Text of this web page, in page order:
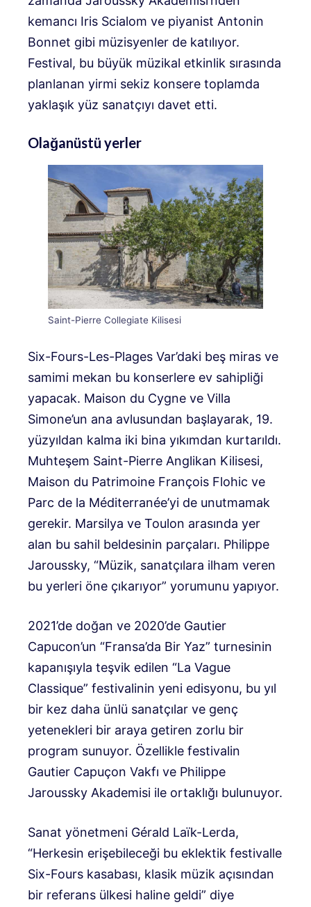
kemancı Iris Scialom ve piyanist Antonin
Bonnet gibi müzisyenler de katılıyor.
Festival, bu büyük müzikal etkinlik sırasında
planlanan yirmi sekiz konsere toplamda
yaklaşık yüz sanatçıyı davet etti.
Olağanüstü yerler
Saint-Pierre Collegiate Kilisesi
Six-Fours-Les-Plages Var’daki beş miras ve
samimi mekan bu konserlere ev sahipliği
yapacak. Maison du Cygne ve Villa
Simone’un ana avlusundan başlayarak, 19.
yüzyıldan kalma iki bina yıkımdan kurtarıldı.
Muhteşem Saint-Pierre Anglikan Kilisesi,
Maison du Patrimoine François Flohic ve
Parc de la Méditerranée’yi de unutmamak
gerekir. Marsilya ve Toulon arasında yer
alan bu sahil beldesinin parçaları. Philippe
Jaroussky, “Müzik, sanatçılara ilham veren
bu yerleri öne çıkarıyor” yorumunu yapıyor.
2021’de doğan ve 2020’de Gautier
Capucon’un “Fransa’da Bir Yaz” turnesinin
kapanışıyla teşvik edilen “La Vague
Classique” festivalinin yeni edisyonu, bu yıl
bir kez daha ünlü sanatçılar ve genç
yetenekleri bir araya getiren zorlu bir
program sunuyor. Özellikle festivalin
Gautier Capuçon Vakfı ve Philippe
Jaroussky Akademisi ile ortaklığı bulunuyor.
Sanat yönetmeni Gérald Laïk-Lerda,
“Herkesin erişebileceği bu eklektik festivalle
Six-Fours kasabası, klasik müzik açısından
bir referans ülkesi haline geldi” diye